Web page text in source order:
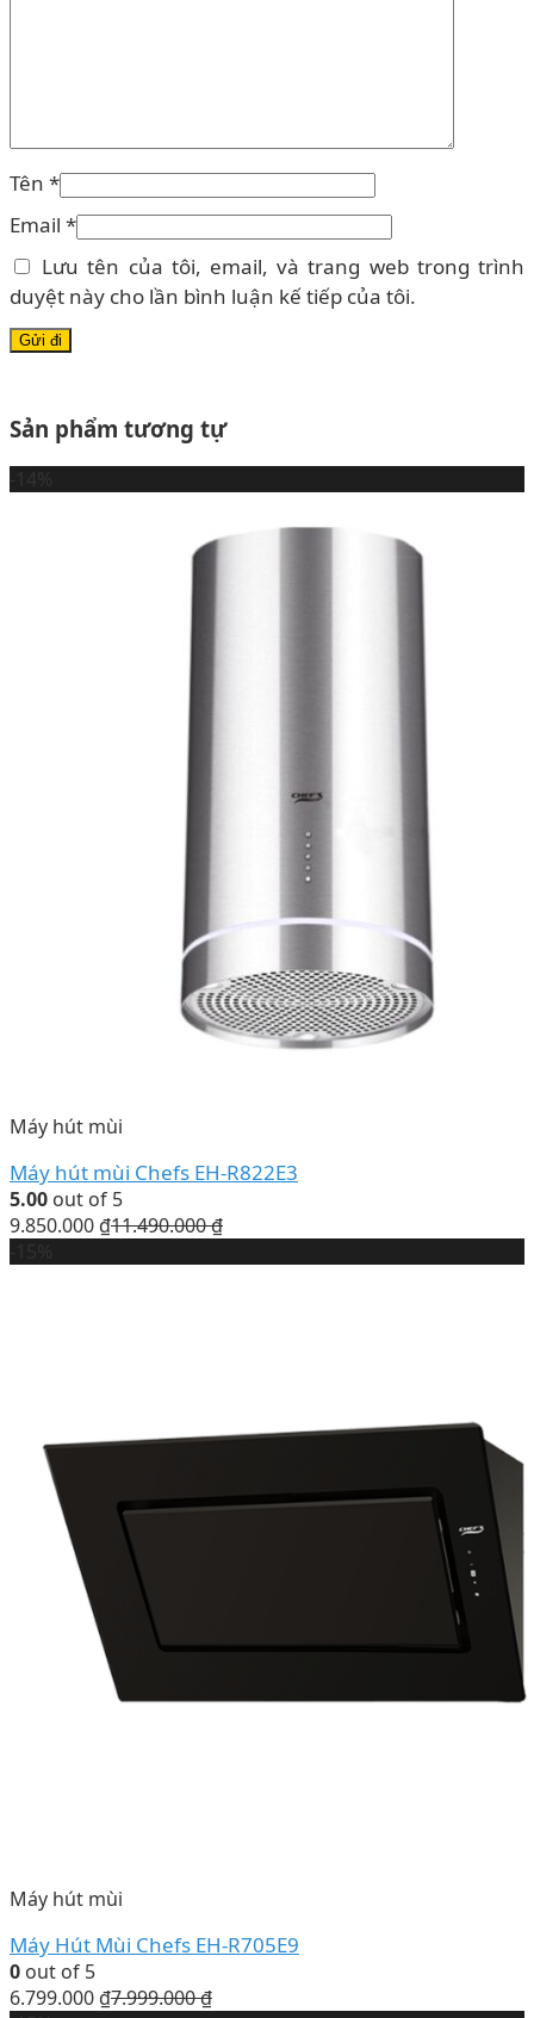
Tên *
Email *
Lưu tên của tôi, email, và trang web trong trình
duyệt này cho lần bình luận kế tiếp của tôi.
Sản phẩm tương tự
Máy hút mùi
Máy hút mùi Chefs EH-R822E3
5.00 out of 5
9.850.000 ₫11.490.000₫
Máy hút mùi
Máy Hút Mùi Chefs EH-R705E9
0 out of 5
6.799.000 ₫7.999.000₫